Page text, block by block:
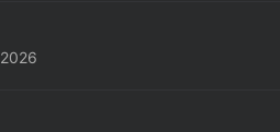
2026